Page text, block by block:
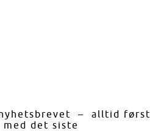
nyhetsbrevet – alltid først
med det siste